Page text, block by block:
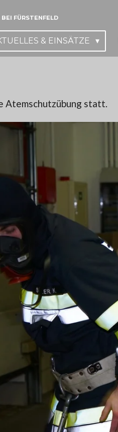
FÜRSTENFELD
& EINSÄTZE
Atemschutzübung statt.